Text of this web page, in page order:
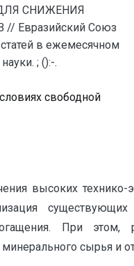
СНИЖЕНИЯ
Евразийский Союз
в ежемесячном
; ():-.
свободной
высоких технико-
При этом,
сырья и